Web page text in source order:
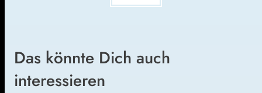
Das könnte Dich auch
interessieren